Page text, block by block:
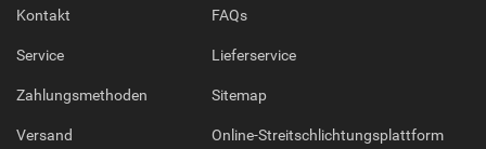
Kontakt
Service
Zahlungsmethoden
Versand
FAQs
Lieferservice
Sitemap
Online-Streitschlichtungsplattform